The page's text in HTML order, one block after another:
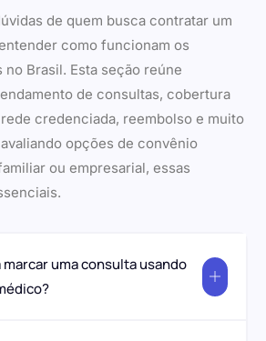
de quem busca contratar um
como funcionam os
Brasil. Esta seção reúne
de consultas, cobertura
credenciada, reembolso e muito
opções de convênio
ou empresarial, essas
marcar uma consulta usando